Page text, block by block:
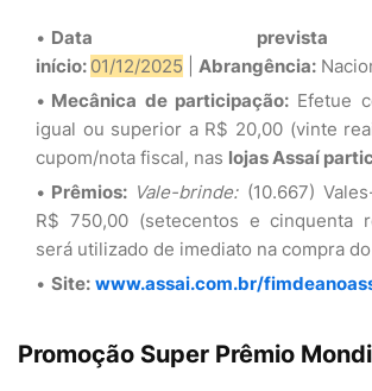
Data
início: 01/12/2025 Abrangência:
Mecânica de participação: Efetue
igual ou superior a R$ 20,00 (vinte
cupom/nota fiscal, nas lojas Assaí
Prêmios: Vale-brinde:(10.667)
R$ 750,00 (setecentos e cinquenta
será utilizado de imediato na compra
Site: www.assai.com.br/
Promoção Super Prêmio